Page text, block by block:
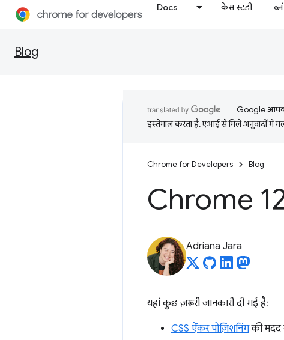
Docs केस स्टडी
Blog
Google
इस्तेमाल करता है. एआई से मिले अनुवादों में
Chrome for Developers Blog
Chrome
Adriana Jara
यहां कुछ ज़रूरी जानकारी दी गई है:
CSS ऐंकर पोज़िशनिंगकी मदद